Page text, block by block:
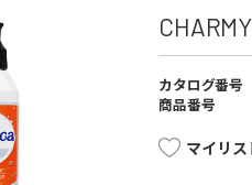
カタログ番号
商品番号
マイリス